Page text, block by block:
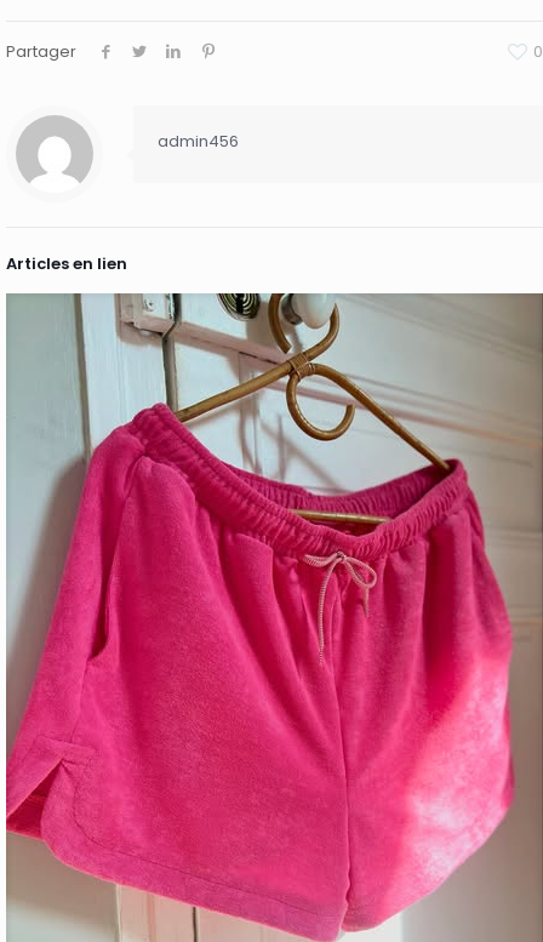
Partager 0
admin456
Articles en lien